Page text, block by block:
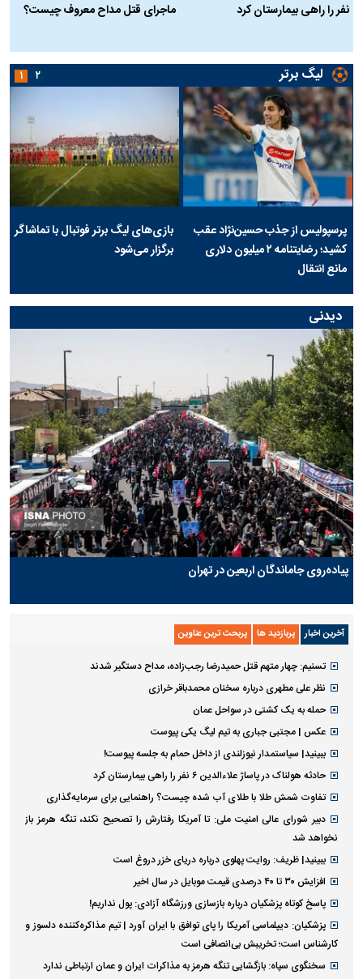
نفر را راهی بیمارستان کرد
ماجرای قتل مداح معروف چیست؟
لیگ برتر
پرسپولیس از جذب حسین‌نژاد عقب
کشید؛ رضایتنامه ۲ میلیون دلاری
مانع انتقال
بازی‌های لیگ برتر فوتبال با تماشاگر
برگزار می‌شود
۱ ۲
دیدنی
پیاده‌روی جاماندگان اربعین در تهران
آخرین اخبار پربازدید ها پربحث ترین عناوین
تسنیم: چهار متهم قتل حمیدرضا رجب‌زاده، مداح دستگیر شدند
نظر علی مطهری درباره سخنان محمدباقر خرازی
حمله به یک کشتی در سواحل عمان
عکس | مجتبی جباری به تیم لیگ یکی پیوست
ببینید| سیاستمدار نیوزلندی از داخل حمام به جلسه پیوست!
حادثه هولناک در پاساژ علاءالدین ۶ نفر را راهی بیمارستان کرد
تفاوت شمش طلا با طلای آب شده چیست؟ راهنمایی برای سرمایه‌گذاری
دبیر شورای عالی امنیت ملی: تا آمریکا رفتارش را تصحیح نکند، تنگه هرمز باز
نخواهد شد
ببینید| ظریف: روایت پهلوی درباره دریای خزر دروغ است
افزایش ۳۰ تا ۴۰ درصدی قیمت موبایل در سال اخیر
پاسخ کوتاه پزشکیان درباره بازسازی ورزشگاه آزادی: پول نداریم!
پزشکیان: دیپلماسی آمریکا را پای توافق با ایران آورد | تیم مذاکره‌کننده دلسوز و
کارشناس است؛ تخریبش بی‌انصافی است
سخنگوی سپاه: بازگشایی تنگه هرمز به مذاکرات ایران و عمان ارتباطی ندارد